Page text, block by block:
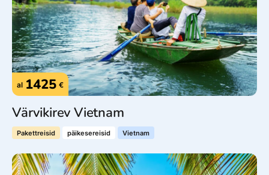
al 1425 €
Värvikirev Vietnam
Pakettreisid päikesereisid Vietnam